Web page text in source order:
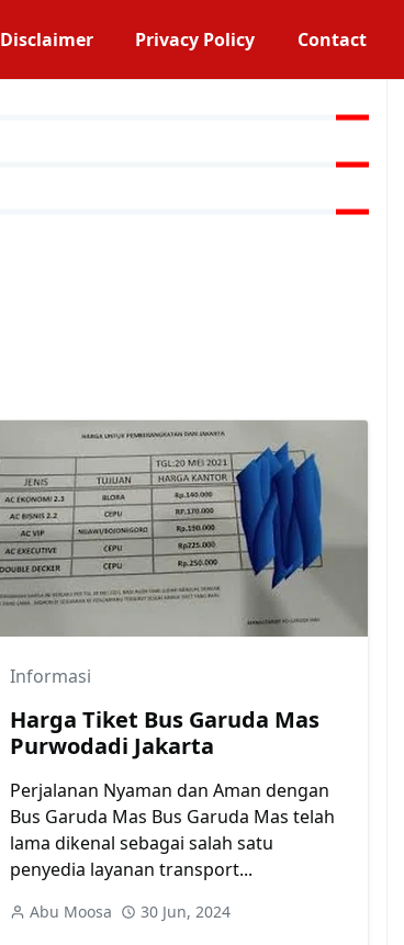
Disclaimer Privacy Policy Contact
Informasi
Harga Tiket Bus Garuda Mas
Purwodadi Jakarta
Perjalanan Nyaman dan Aman dengan
Bus Garuda Mas Bus Garuda Mas telah
lama dikenal sebagai salah satu
penyedia layanan transport...
Abu Moosa 30 Jun, 2024